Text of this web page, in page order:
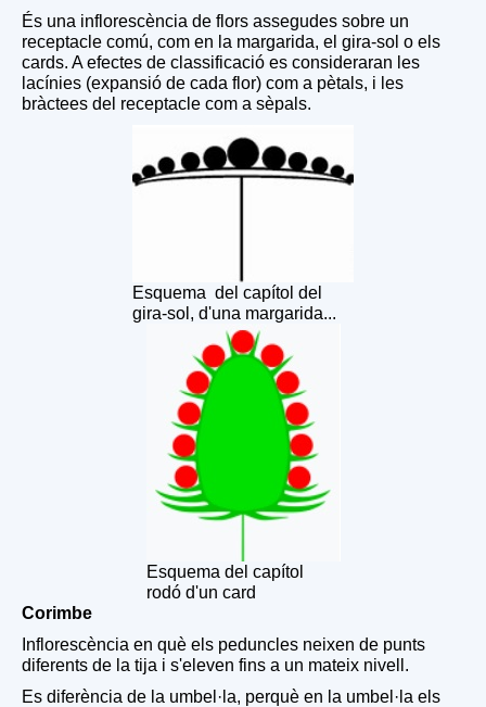
És una inflorescència de flors assegudes sobre un
receptacle comú, com en la margarida, el gira-sol o els
cards. A efectes de classificació es consideraran les
lacínies (expansió de cada flor) com a pètals, i les
bràctees del receptacle com a sèpals.
Esquema del capítol del
gira-sol, d'una margarida...
Esquema del capítol
rodó d'un card
Corimbe
Inflorescència en què els peduncles neixen de punts
diferents de la tija i s'eleven fins a un mateix nivell.
Es diferència de la umbel·la, perquè en la umbel·la els